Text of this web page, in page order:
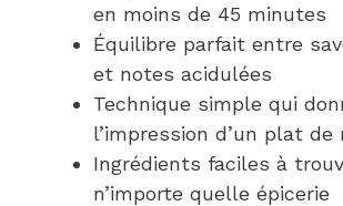
en moins de 45 minutes
Équilibre parfait entre
et notes acidulées
Technique simple qui
l’impression d’un plat
Ingrédients faciles à
n’importe quelle épicerie